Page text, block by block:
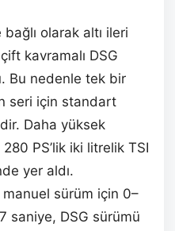
olarak altı ileri
kavramalı DSG
Bu nedenle tek bir
seri için standart
Daha yüksek
280 PS’lik iki litrelik TSI
yer aldı.
sürüm için 0–
saniye, DSG sürümü